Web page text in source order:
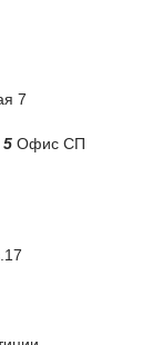
7
5 Офис СП